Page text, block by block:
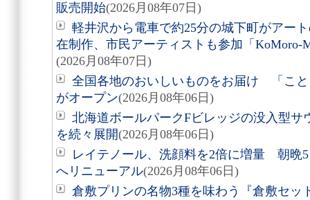
販売開始(2026月08年07日)
軽井沢から電車で約25分の城下町がアー
在制作、市民アーティストも参加「KoMoro-
(2026月08年07日)
全国各地のおいしいものをお届け 「こ
がオープン(2026月08年06日)
北海道ボールパークFビレッジの没入型サ
を続々展開(2026月08年06日)
レイテノール、洗顔料を2倍に増量 朝晩
へリニューアル(2026月08年06日)
倉敷プリンの名物3種を味わう『倉敷セッ